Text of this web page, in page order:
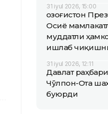
31 iyul 2026, 15:00
Қозоғистон
Осиё
муддатли
ишлаб
31 iyul 2026, 12:11
Давлат
Чўлпон-Ота
буюрди